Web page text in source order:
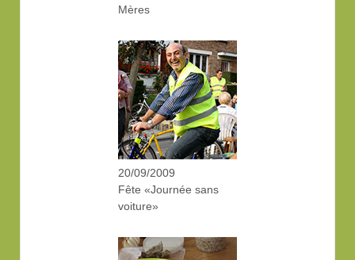
Mères
20/09/2009
Fête «Journée sans
voiture»